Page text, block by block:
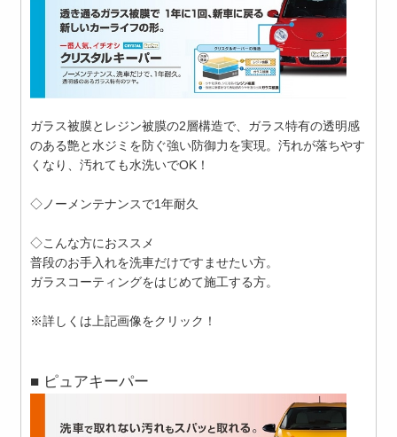
ガラス被膜とレジン被膜の2層構造で、ガラス特有の透明感
のある艶と水ジミを防ぐ強い防御力を実現。汚れが落ちやす
くなり、汚れても水洗いでOK！
◇ノーメンテナンスで1年耐久
◇こんな方におススメ
普段のお手入れを洗車だけですませたい方。
ガラスコーティングをはじめて施工する方。
※詳しくは上記画像をクリック！
■ ピュアキーパー